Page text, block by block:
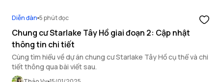
Diễn đàn 5 phút đọc
Chung cư Starlake Tây Hồ giai đoạn 2: Cập nhật
thông tin chi tiết
Cùng tìm hiểu về dự án chung cư Starlake Tây Hồ cụ thể và chi
tiết thông qua bài viết sau.